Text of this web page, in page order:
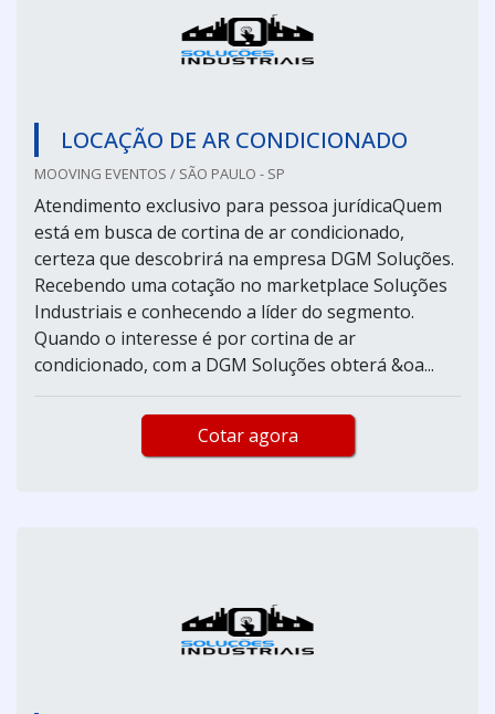
LOCAÇÃO DE AR CONDICIONADO
MOOVING EVENTOS / SÃO PAULO - SP
Atendimento exclusivo para pessoa jurídicaQuem
está em busca de cortina de ar condicionado,
certeza que descobrirá na empresa DGM Soluções.
Recebendo uma cotação no marketplace Soluções
Industriais e conhecendo a líder do segmento.
Quando o interesse é por cortina de ar
condicionado, com a DGM Soluções obterá &oa...
Cotar agora